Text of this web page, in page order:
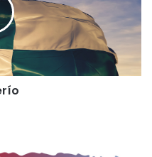
popular
danza
«habanera» y se bailaba
los compositores
su propia música en